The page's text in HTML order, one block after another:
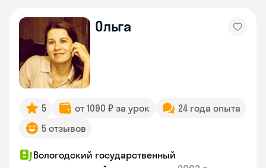
Ольга
5 от 1090 ₽ за урок
24 года опыта
5 отзывов
Вологодский государственный